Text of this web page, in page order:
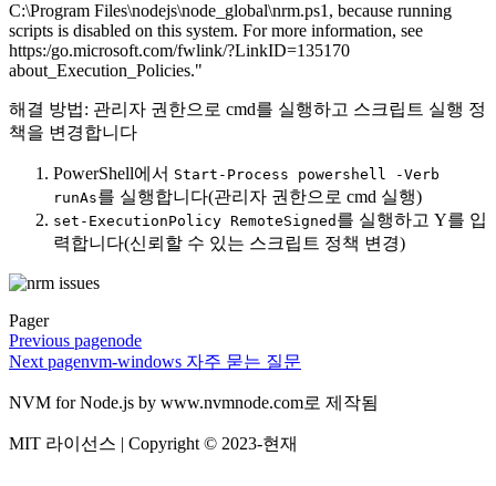
C:\Program Files\nodejs\node_global\nrm.ps1, because running
scripts is disabled on this system. For more information, see
https:/go.microsoft.com/fwlink/?LinkID=135170
about_Execution_Policies."
해결 방법: 관리자 권한으로 cmd를 실행하고 스크립트 실행 정
책을 변경합니다
PowerShell에서 Start-Process powershell -Verb
runAs를 실행합니다(관리자 권한으로 cmd 실행)
set-ExecutionPolicy RemoteSigned 를 실행하고 Y를 입
력합니다(신뢰할 수 있는 스크립트 정책 변경)
Pager
Previous pagenode
Next pagenvm-windows 자주 묻는 질문
NVM for Node.js by www.nvmnode.com로 제작됨
MIT 라이선스 | Copyright © 2023-현재